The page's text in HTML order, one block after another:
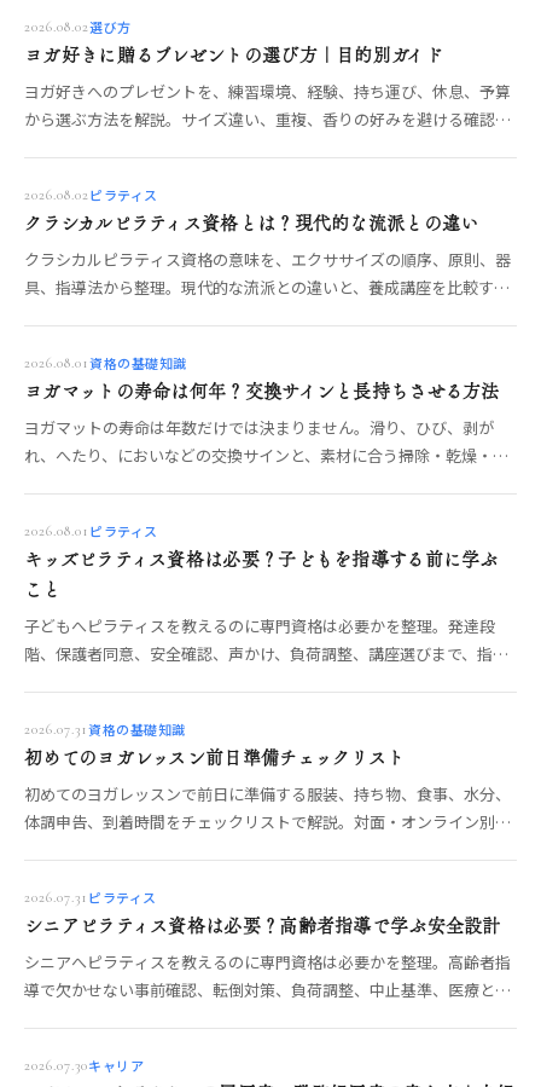
2026.08.02選び方
ヨガ好きに贈るプレゼントの選び方｜目的別ガイド
ヨガ好きへのプレゼントを、練習環境、経験、持ち運び、休息、予算
から選ぶ方法を解説。サイズ違い、重複、香りの好みを避ける確認ポ
2026.08.02ピラティス
クラシカルピラティス資格とは？現代的な流派との違い
クラシカルピラティス資格の意味を、エクササイズの順序、原則、器
具、指導法から整理。現代的な流派との違いと、養成講座を比較する
2026.08.01 資格の基礎知識
ヨガマットの寿命は何年？交換サインと長持ちさせる方法
ヨガマットの寿命は年数だけでは決まりません。滑り、ひび、剥が
れ、へたり、においなどの交換サインと、素材に合う掃除・乾燥・保
2026.08.01 ピラティス
キッズピラティス資格は必要？子どもを指導する前に学ぶ
こと
子どもへピラティスを教えるのに専門資格は必要かを整理。発達段
階、保護者同意、安全確認、声かけ、負荷調整、講座選びまで、指導
2026.07.31 資格の基礎知識
初めてのヨガレッスン前日準備チェックリスト
初めてのヨガレッスンで前日に準備する服装、持ち物、食事、水分、
体調申告、到着時間をチェックリストで解説。対面・オンライン別の
2026.07.31 ピラティス
シニアピラティス資格は必要？高齢者指導で学ぶ安全設計
シニアへピラティスを教えるのに専門資格は必要かを整理。高齢者指
導で欠かせない事前確認、転倒対策、負荷調整、中止基準、医療との
2026.07.30キャリア